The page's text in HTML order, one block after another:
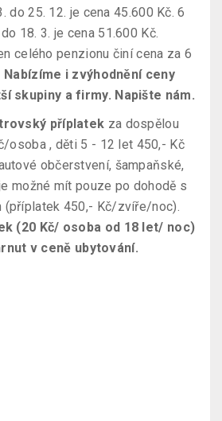
do 25. 12. je cena 45.600 Kč. 6
18. 3. je cena 51.600 Kč.
celého penzionu činí cena za 6
Nabízíme i zvýhodnění ceny
skupiny a firmy. Napište nám.
příplatek za dospělou
osoba , děti 5 - 12 let 450,- Kč
občerstvení, šampaňské,
možné mít pouze po dohodě s
(příplatek 450,- Kč/zvíře/noc).
(20 Kč/ osoba od 18 let/ noc)
v ceně ubytování.